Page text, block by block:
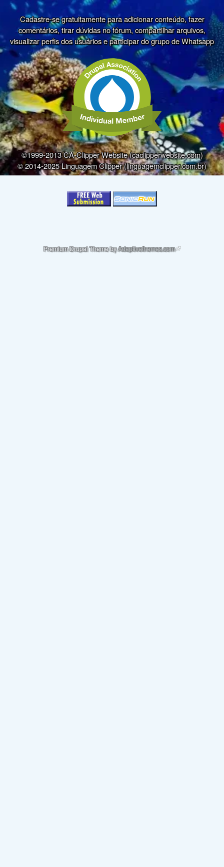
Cadastre-se gratuitamente para adicionar conteúdo, fazer
comentários, tirar dúvidas no fórum, compartilhar arquivos,
visualizar perfis dos usuários e participar do grupo de Whatsapp
©1999-2013 CA-Clipper Website (caclipperwebsite.com)
© 2014-2025 Linguagem Clipper (linguagemclipper.com.br)
Premium Drupal Theme byAdaptivethemes.com(link is external)